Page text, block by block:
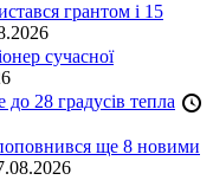
грантом і 15
сучасної
до 28 градусів тепла
ще 8 новими